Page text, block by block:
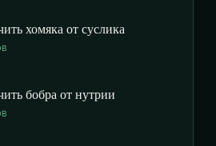
хомяка от суслика
бобра от нутрии